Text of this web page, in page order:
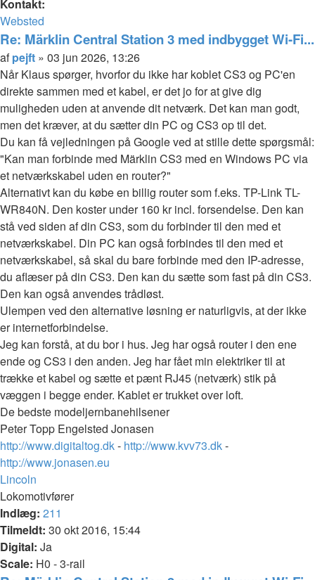
Kontakt:
Kontakt
pejft
Websted
Re: Märklin Central Station 3 med indbygget Wi-Fi...
Citer
Indlæg
afpejft » 03 jun 2026, 13:26
Når Klaus spørger, hvorfor du ikke har koblet CS3 og PC'en
direkte sammen med et kabel, er det jo for at give dig
muligheden uden at anvende dit netværk. Det kan man godt,
men det kræver, at du sætter din PC og CS3 op til det.
Du kan få vejledningen på Google ved at stille dette spørgsmål:
"Kan man forbinde med Märklin CS3 med en Windows PC via
et netværkskabel uden en router?"
Alternativt kan du købe en billig router som f.eks. TP-Link TL-
WR840N. Den koster under 160 kr incl. forsendelse. Den kan
stå ved siden af din CS3, som du forbinder til den med et
netværkskabel. Din PC kan også forbindes til den med et
netværkskabel, så skal du bare forbinde med den IP-adresse,
du aflæser på din CS3. Den kan du sætte som fast på din CS3.
Den kan også anvendes trådløst.
Ulempen ved den alternative løsning er naturligvis, at der ikke
er internetforbindelse.
Jeg kan forstå, at du bor i hus. Jeg har også router i den ene
ende og CS3 i den anden. Jeg har fået min elektriker til at
trække et kabel og sætte et pænt RJ45 (netværk) stik på
væggen i begge ender. Kablet er trukket over loft.
De bedste modeljernbanehilsener
Peter Topp Engelsted Jonasen
http://www.digitaltog.dk- http://www.kvv73.dk-
http://www.jonasen.eu
Top
Lincoln
Lokomotivfører
Indlæg: 211
Tilmeldt: 30 okt 2016, 15:44
Digital: Ja
Scale: H0 - 3-rail